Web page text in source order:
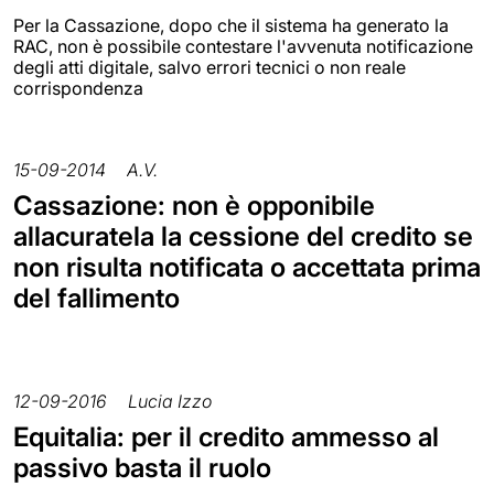
Per la Cassazione, dopo che il sistema ha generato la
RAC, non è possibile contestare l'avvenuta notificazione
degli atti digitale, salvo errori tecnici o non reale
corrispondenza
15-09-2014 A.V.
Cassazione: non è opponibile
allacuratela la cessione del credito se
non risulta notificata o accettata prima
del fallimento
12-09-2016 Lucia Izzo
Equitalia: per il credito ammesso al
passivo basta il ruolo